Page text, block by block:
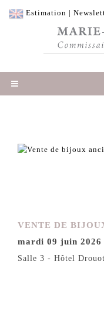
Estimation |
VENTE DE
mardi 09 juin 2026
Salle 3 - Hôtel